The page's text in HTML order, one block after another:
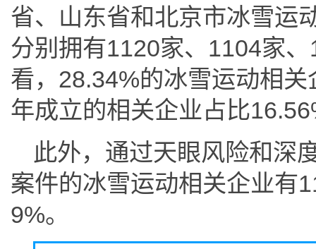
省、山东省和北京市冰雪运
分别拥有1120家、1104家
看，28.34%的冰雪运动相
年成立的相关企业占比
此外，通过天眼风险和深
案件的冰雪运动相关企业有
9%。